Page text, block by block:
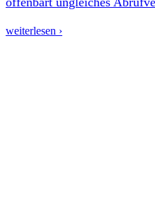
weiterlesen ›